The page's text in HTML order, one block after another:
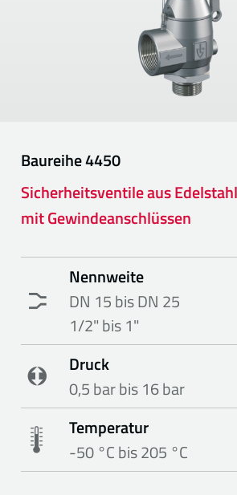
Baureihe4450
Sicherheitsventile aus
mit Gewindeanschlüssen
Nennweite
DN 15 bis DN 25
1/2" bis 1"
Druck
0,5 bar bis 16 bar
Temperatur
-50 °C bis 205 °C